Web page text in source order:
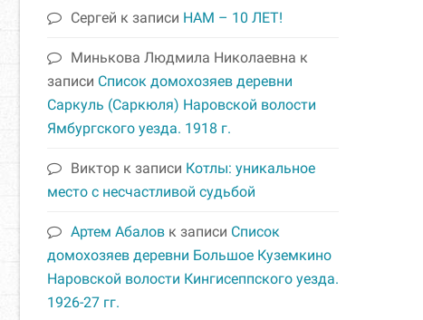
Сергей к записи НАМ – 10 ЛЕТ!
Минькова Людмила Николаевна к
записи Список домохозяев деревни
Саркуль (Саркюля) Наровской волости
Ямбургского уезда. 1918 г.
Виктор к записи Котлы: уникальное
место с несчастливой судьбой
Артем Абалов к записи Список
домохозяев деревни Большое Куземкино
Наровской волости Кингисеппского уезда.
1926-27 гг.